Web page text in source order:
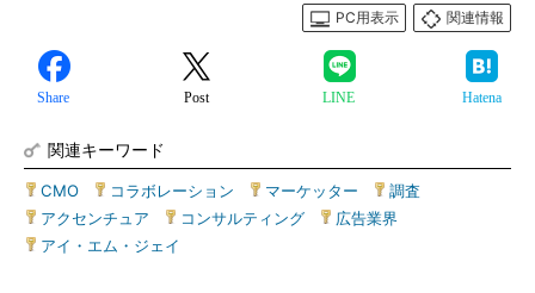
PC用表示
関連情報
Share Post LINE Hatena
関連キーワード
CMO コラボレーション マーケッター 調査
アクセンチュア
コンサルティング 広告業界
アイ・エム・ジェイ